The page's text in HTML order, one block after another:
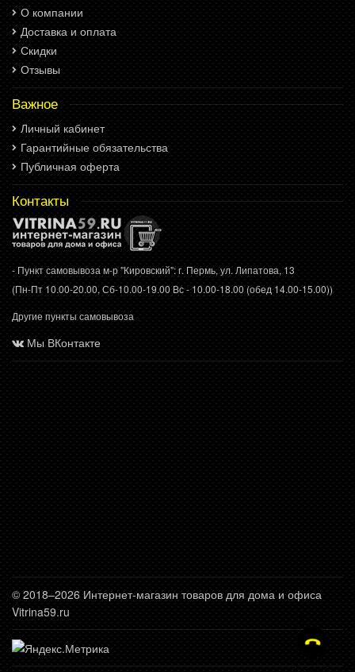
О компании
Доставка и оплата
Скидки
Отзывы
Важное
Личный кабинет
Гарантийные обязательства
Публичная оферта
Контакты
- Пункт самовывоза м-р "Кировский": г. Пермь, ул. Липатова, 13
(Пн-Пт 10.00-20.00, Сб-10.00-19.00 Вс - 10.00-18.00 (обед 14.00-15.00))
Другие пункты самовывоза
Мы ВКонтакте
© 2018–2026 Интернет-магазин товаров для дома и офиса
Vitrina59.ru